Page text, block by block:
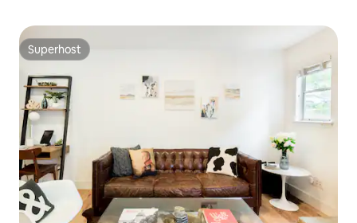
Amerikaanse Tweede Wereldoorlog-
veteraan op 112 jaar oud. Hij woont
verderop in het blok waar een huis werd
Superhost
Superhost